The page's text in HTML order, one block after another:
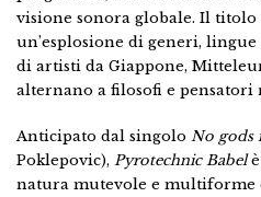
visione sonora globale. Il titolo
un’esplosione di generi,
di artisti da Giappone,
alternano a filosofi e pensatori
Anticipato dal singolo No gods
Poklepovic), Pyrotechnic Babelè
natura mutevole e multiforme